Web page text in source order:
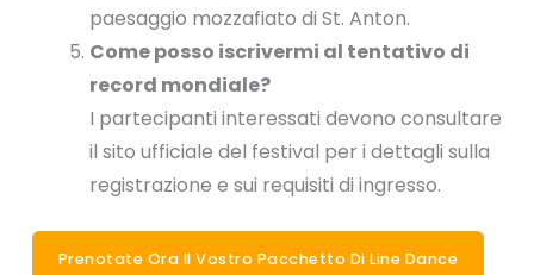
paesaggio mozzafiato di St. Anton.
Come posso iscrivermi al tentativo di
record mondiale?
I partecipanti interessati devono consultare
il sito ufficiale del festival per i dettagli sulla
registrazione e sui requisiti di ingresso.
Prenotate Ora Il Vostro Pacchetto Di Line Dance